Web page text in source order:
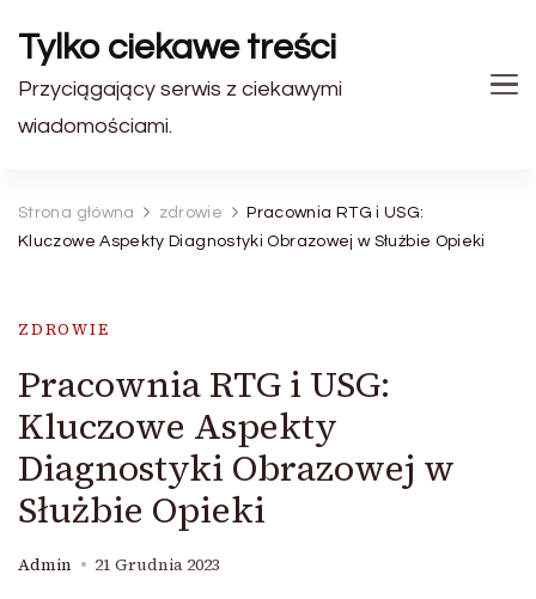
Tylko ciekawe treści
Przyciągający serwis z ciekawymi
wiadomościami.
Strona główna zdrowie
Pracownia RTG i USG:
Kluczowe Aspekty Diagnostyki Obrazowej w Służbie Opieki
ZDROWIE
Pracownia RTG i USG:
Kluczowe Aspekty
Diagnostyki Obrazowej w
Służbie Opieki
Admin 21 Grudnia 2023